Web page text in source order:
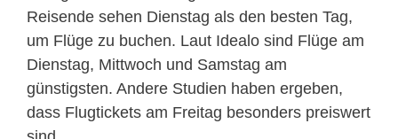
Reisende sehen Dienstag als den besten Tag,
um Flüge zu buchen. Laut Idealo sind Flüge am
Dienstag, Mittwoch und Samstag am
günstigsten. Andere Studien haben ergeben,
dass Flugtickets am Freitag besonders preiswert